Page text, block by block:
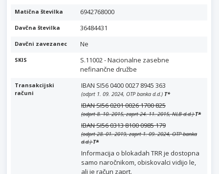
Matična številka 6942768000
Davčna številka 36484431
Davčni zavezanec Ne
SKIS
S.11002 - Nacionalne zasebne
nefinančne družbe
Transakcijski
računi
IBAN SI56 0400 0027 8945 363
(odprt 1. 09. 2024, OTP banka d.d.) T*
IBAN SI56 0201 0026 1700 825
(odprt 8. 10. 2015, zaprt 24. 11. 2015, NLB d.d.)T*
IBAN SI56 0313 8100 0985 179
(odprt 28. 01. 2019, zaprt 1. 09. 2024, OTP banka
d.d.)T*
Informacija o blokadah TRR je dostopna
samo naročnikom, obiskovalci vidijo le,
ali je račun zaprt.